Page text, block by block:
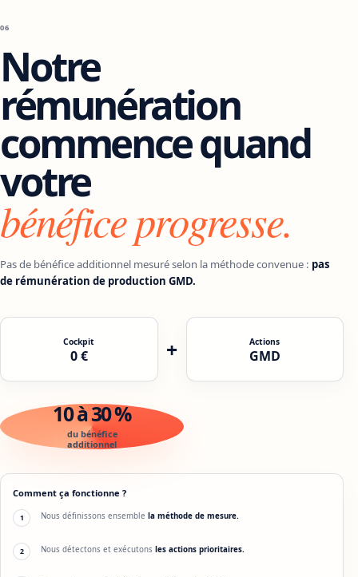
06
Notre
rémunération
commence quand
votre
bénéfice progresse.
Pas de bénéfice additionnel mesuré selon la méthode convenue : pas
de rémunération de production GMD.
Cockpit
0 € + Actions
GMD
10 à 30 %
du bénéfice
additionnel
Comment ça fonctionne ?
1 Nous définissons ensemble la méthode de mesure.
2 Nous détectons et exécutons les actions prioritaires.